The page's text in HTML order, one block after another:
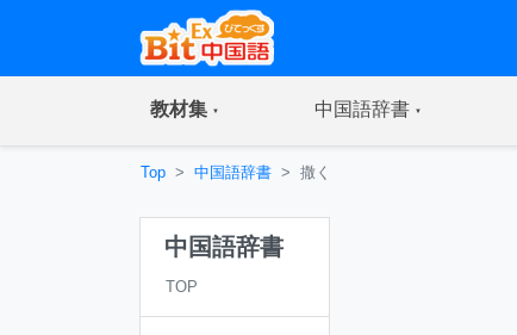
教材集(current) 中国語辞書(current)
Top 中国語辞書 撒く
中国語辞書
TOP